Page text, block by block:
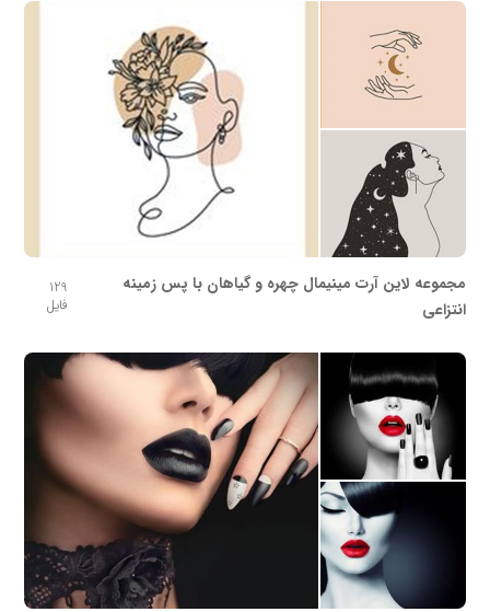
مجموعه لاین آرت مینیمال چهره و گیاهان با پس زمینه
انتزاعی
129
فایل